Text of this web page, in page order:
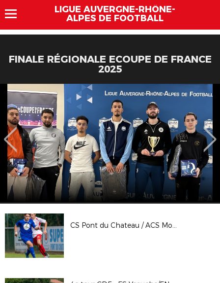
LIGUE AUVERGNE-RHÔNE-
ALPES DE FOOTBALL
FINALE RÉGIONALE ECOUPE DE FRANCE
2025
CS Pont du Chateau / ACS Moulins - CGCA 3e tour